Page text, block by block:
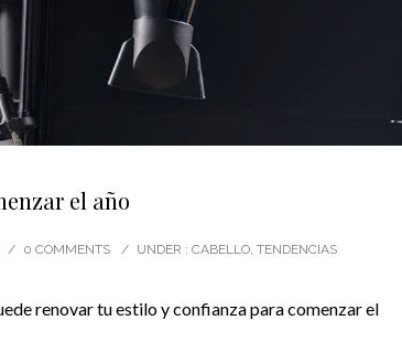
el año
/ 0 COMMENTS / UNDER : CABELLO, TENDENCIAS
renovar tu estilo y confianza para comenzar el